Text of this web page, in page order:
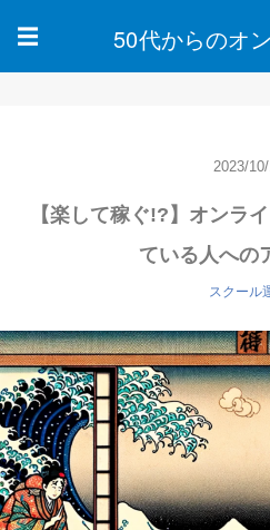
☰ 50代からのオ
2023/
【楽して稼ぐ!?】オンラ
ている人への
スクール